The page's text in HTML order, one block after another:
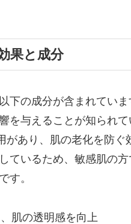
果と成分
下の成分が含まれていま
を与えることが知られて
あり、肌の老化を防ぐ
ているため、敏感肌の方
す。
肌の透明感を向上